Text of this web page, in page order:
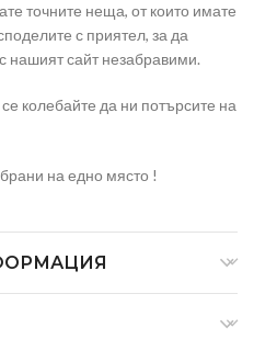
точните неща, от които имате
с приятел, за да
нашият сайт незабравими.
колебайте да ни потърсите на
на едно място !